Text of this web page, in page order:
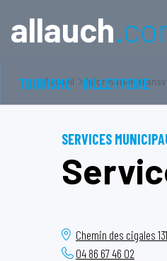
allauch
TOURISME BILLETTERIE
Accueil Information
SERVICES
Chemin des cigales
04 86 67 46 02